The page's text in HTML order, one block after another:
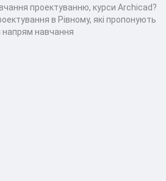
проектуванню, курси Archicad?
в Рівному, які пропонують
напрям навчання